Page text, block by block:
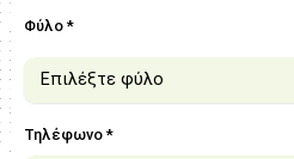
Φύλο *
Τηλέφωνο *